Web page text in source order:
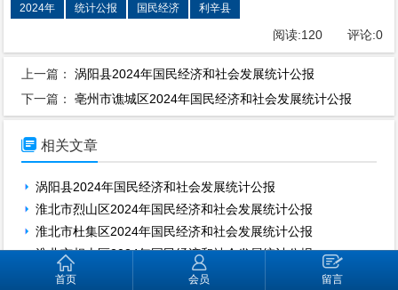
2024年 统计公报 国民经济 利辛县
阅读:120评论:0
上一篇：涡阳县2024年国民经济和社会发展统计公报
下一篇：亳州市谯城区2024年国民经济和社会发展统计公报
 相关文章
涡阳县2024年国民经济和社会发展统计公报
淮北市烈山区2024年国民经济和社会发展统计公报
淮北市杜集区2024年国民经济和社会发展统计公报
淮北市相山区2024年国民经济和社会发展统计公报
濉溪县2024年国民经济和社会发展统计公报
首页 会员 留言